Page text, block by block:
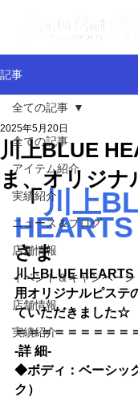
記事
全ての記事
アイテム紹介
実績紹介
ニュース＆ブログ
店舗情報
イベント＆キャンペーン
店舗情報
実績紹介
全ての記事
川上BLUE
ま、オリジナ
2025年5月20日
「川上
さま
川上BLUE HEARTS
用オリジナルピステ
ていただきました☆
＝＝＝＝＝＝＝＝＝
-詳 細-
◆ボディ： ベーシッ
ク）